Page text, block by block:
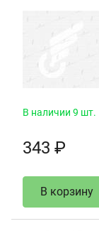
В наличии 9 шт.
343 ₽
В корзину